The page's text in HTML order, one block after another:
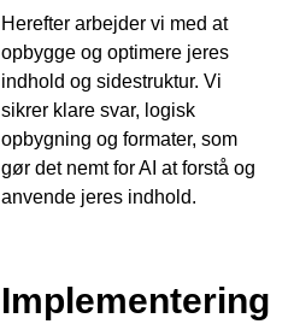
Herefter arbejder vi med at
opbygge og optimere jeres
indhold og sidestruktur. Vi
sikrer klare svar, logisk
opbygning og formater, som
gør det nemt for AI at forstå og
anvende jeres indhold.
Implementering